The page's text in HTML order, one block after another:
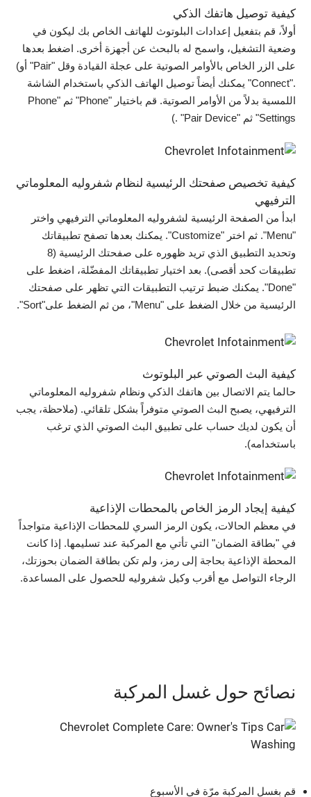
كيفية توصيل هاتفك الذكي
أولاً، قم بتفعيل إعدادات البلوتوث للهاتف الخاص بك ليكون في
وضعية التشغيل، واسمح له بالبحث عن أجهزة أخرى. اضغط بعدها
على الزر الخاص بالأوامر الصوتية على عجلة القيادة وقل "Pair" أو)
."Connect" يمكنك أيضاً توصيل الهاتف الذكي باستخدام الشاشة
اللمسية بدلاً من الأوامر الصوتية. قم باختيار "Phone" ثم "Phone
Settings" ثم "Pair Device" .)
كيفية تخصيص صفحتك الرئيسية لنظام شفروليه المعلوماتي
الترفيهي
ابدأ من الصفحة الرئيسية لشفروليه المعلوماتي الترفيهي واختر
"Menu". ثم اختر "Customize". يمكنك بعدها تصفح تطبيقاتك
وتحديد التطبيق الذي تريد ظهوره على صفحتك الرئيسية (8
تطبيقات كحد أقصى). بعد اختيار تطبيقاتك المفضّلة، اضغط على
"Done". يمكنك ضبط ترتيب التطبيقات التي تظهر على صفحتك
الرئيسية من خلال الضغط على "Menu"، من ثم الضغط على"Sort".
كيفية البث الصوتي عبر البلوتوث
حالما يتم الاتصال بين هاتفك الذكي ونظام شفروليه المعلوماتي
الترفيهي، يصبح البث الصوتي متوفراً بشكل تلقائي. (ملاحظة، يجب
أن يكون لديك حساب على تطبيق البث الصوتي الذي ترغب
باستخدامه).
كيفية إيجاد الرمز الخاص بالمحطات الإذاعية
في معظم الحالات، يكون الرمز السري للمحطات الإذاعية متواجداً
في "بطاقة الضمان" التي تأتي مع المركبة عند تسليمها. إذا كانت
المحطة الإذاعية بحاجة إلى رمز، ولم تكن بطاقة الضمان بحوزتك،
الرجاء التواصل مع أقرب وكيل شفروليه للحصول على المساعدة.
نصائح حول غسل المركبة
قم بغسل المركبة مرّة في الأسبوع